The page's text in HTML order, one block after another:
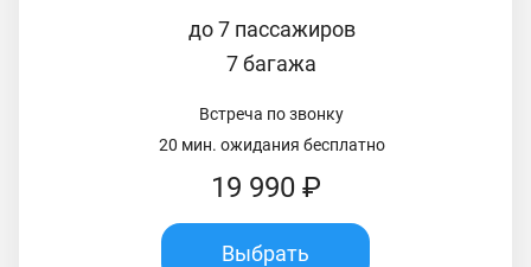
до 7 пассажиров
7 багажа
Встреча по звонку
20 мин. ожидания бесплатно
19 990 ₽
Выбрать